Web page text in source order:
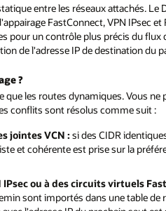
entre les réseaux attachés.
FastConnect, VPN IPsec et
pour un contrôle plus précis du flux
de l'adresse IP de destination du
?
les routes dynamiques. Vous
conflits sont résolus comme suit :
jointes VCN : si des CIDR
et cohérente est prise sur la
ou à des circuits virtuels
sont importés dans une table de